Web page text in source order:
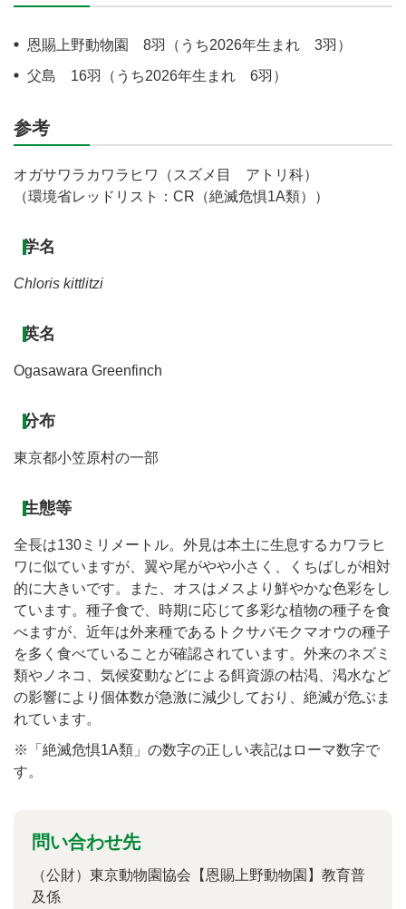
恩賜上野動物園 8羽（うち2026年生まれ 3羽）
父島 16羽（うち2026年生まれ 6羽）
参考
オガサワラカワラヒワ（スズメ目 アトリ科）
（環境省レッドリスト：CR（絶滅危惧1A類））
学名
Chloris kittlitzi
英名
Ogasawara Greenfinch
分布
東京都小笠原村の一部
生態等
全長は130ミリメートル。外見は本土に生息するカワラヒ
ワに似ていますが、翼や尾がやや小さく、くちばしが相対
的に大きいです。また、オスはメスより鮮やかな色彩をし
ています。種子食で、時期に応じて多彩な植物の種子を食
べますが、近年は外来種であるトクサバモクマオウの種子
を多く食べていることが確認されています。外来のネズミ
類やノネコ、気候変動などによる餌資源の枯渇、渇水など
の影響により個体数が急激に減少しており、絶滅が危ぶま
れています。
※「絶滅危惧1A類」の数字の正しい表記はローマ数字で
す。
問い合わせ先
（公財）東京動物園協会【恩賜上野動物園】教育普
及係